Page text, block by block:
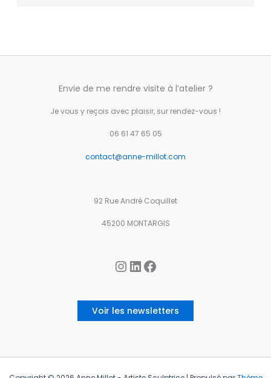
Envie de me rendre visite à l’atelier ?
Je vous y reçois avec plaisir, sur rendez-vous !
06 61 47 65 05
contact@anne-millot.com
92 Rue André Coquillet
45200 MONTARGIS
Instagram
LinkedInFacebook
Voir les newsletters